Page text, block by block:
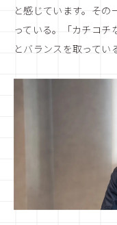
と感じています。その
っている。「カチコチ
とバランスを取ってい